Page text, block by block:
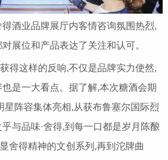
酒业品牌展厅内客情咨询氛围热烈,
展位和产品表达了关注和认可。
得这样的反响,不仅是品牌实力使然,
是一大看点。据了解,本次糖酒会期
星阵容集体亮相,从获布鲁塞尔国际烈
与品味·舍得,到每一口都是岁月陈酿
舍得精神的文创系列,再到沱牌曲